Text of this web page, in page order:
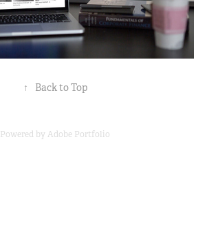
↑ Back to Top
Powered byAdobe Portfolio